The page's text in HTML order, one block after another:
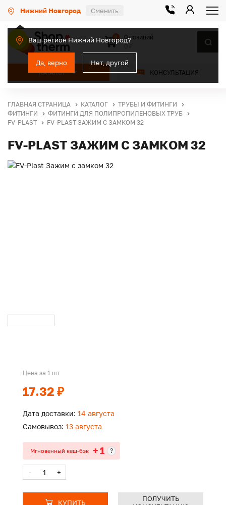
Нижний Новгород Сменить
Ваш регион Нижний Новгород?
Да, верно Нет, другой
КАТАЛОГ КОНСУЛЬТАЦИЯ
0
0 позиций
ГЛАВНАЯ СТРАНИЦА КАТАЛОГ
ТРУБЫ И ФИТИНГИ
ФИТИНГИ
ФИТИНГИ ДЛЯ ПОЛИПРОПИЛЕНОВЫХ ТРУБ
FV-PLAST
FV-PLAST ЗАЖИМ С ЗАМКОМ 32
FV-PLAST ЗАЖИМ С ЗАМКОМ 32
Цена за 1 шт
17.32 ₽
Дата доставки: 14 августа
Самовывоз: 13 августа
Мгновенный кеш-бэк + 1 ?
- +
КУПИТЬ
ПОЛУЧИТЬ